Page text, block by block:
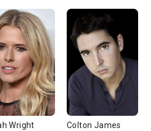
Wright Colton James